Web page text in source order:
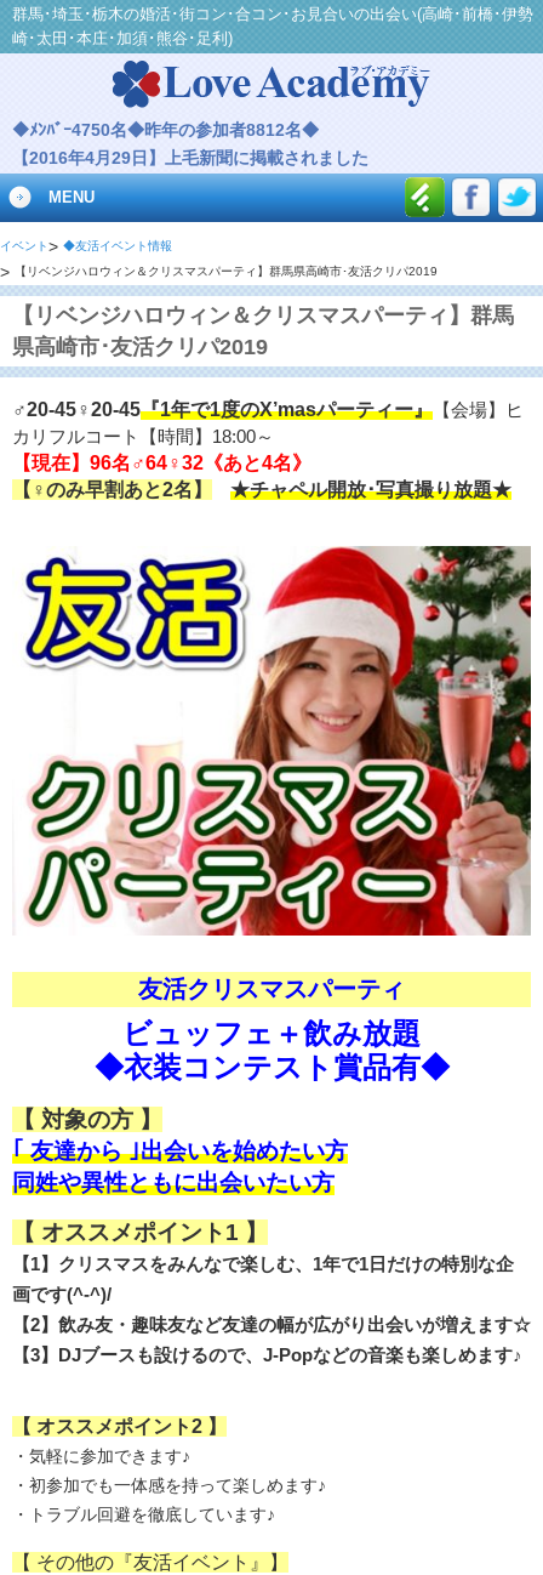
群馬･埼玉･栃木の婚活･街コン･合コン･お見合いの出会い(高崎･前橋･伊勢
崎･太田･本庄･加須･熊谷･足利)
◆ﾒﾝﾊﾞｰ4750名◆昨年の参加者8812名◆
【2016年4月29日】上毛新聞に掲載されました
MENU
イベント
◆友活イベント情報
【リベンジハロウィン＆クリスマスパーティ】群馬県高崎市･友活クリパ2019
【リベンジハロウィン＆クリスマスパーティ】群馬
県高崎市･友活クリパ2019
♂20-45♀20-45『1年で1度のX’masパーティー』 【会場】ヒ
カリフルコート【時間】18:00～
【現在】96名♂64♀32《あと4名》
【♀のみ早割あと2名】
★チャペル開放･写真撮り放題★
友活クリスマスパーティ
ビュッフェ＋飲み放題
◆衣装コンテスト賞品有◆
【 対象の方 】
｢ 友達から ｣出会いを始めたい方
同姓や異性ともに出会いたい方
【 オススメポイント1 】
【1】クリスマスをみんなで楽しむ、1年で1日だけの特別な企
画です(^-^)/
【2】飲み友・趣味友など友達の幅が広がり出会いが増えます☆
【3】DJブースも設けるので、J-Popなどの音楽も楽しめます♪
【 オススメポイント2 】
・気軽に参加できます♪
・初参加でも一体感を持って楽しめます♪
・トラブル回避を徹底しています♪
【 その他の『友活イベント』】